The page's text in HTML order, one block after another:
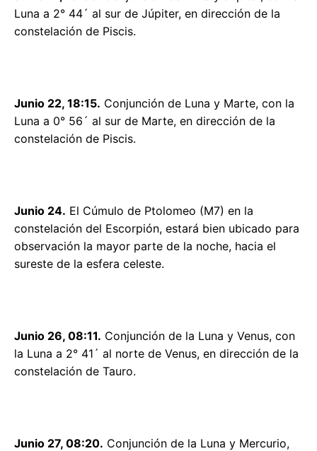
Luna a 2° 44´ al sur de Júpiter, en dirección de la
constelación de Piscis.
Junio 22, 18:15. Conjunción de Luna y Marte, con la
Luna a 0° 56´ al sur de Marte, en dirección de la
constelación de Piscis.
Junio 24. El Cúmulo de Ptolomeo (M7) en la
constelación del Escorpión, estará bien ubicado para
observación la mayor parte de la noche, hacia el
sureste de la esfera celeste.
Junio 26, 08:11. Conjunción de la Luna y Venus, con
la Luna a 2° 41´ al norte de Venus, en dirección de la
constelación de Tauro.
Junio 27, 08:20. Conjunción de la Luna y Mercurio,